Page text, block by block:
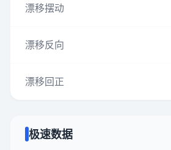
漂移摆动
漂移反向
漂移回正
极速数据